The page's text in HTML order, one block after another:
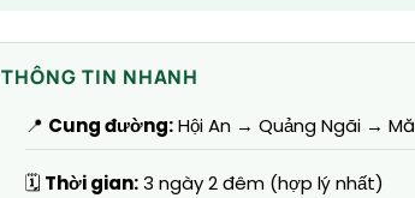
THÔNG TIN NHANH
📍 Cung đường:Hội An → Quảng Ngãi →
🗓️ Thời gian:3 ngày 2 đêm (hợp lý nhất)